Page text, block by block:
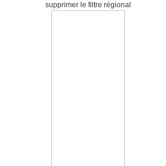
supprimer le filtre régional